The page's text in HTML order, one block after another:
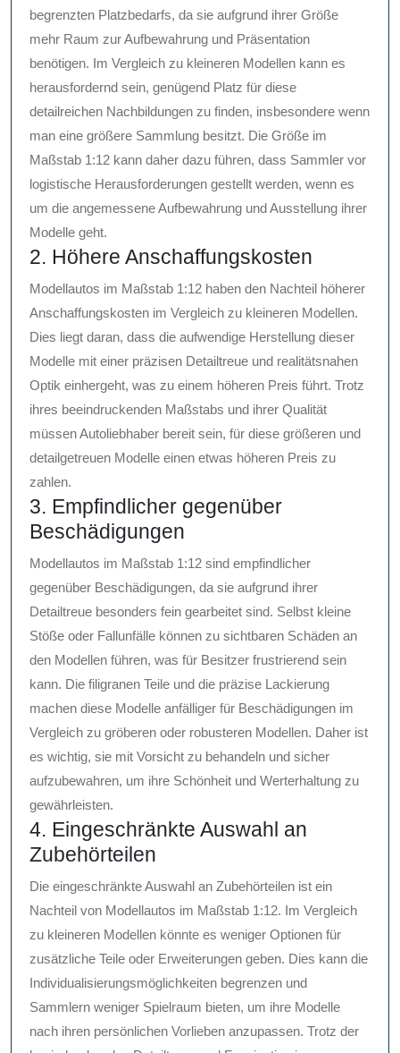
begrenzten Platzbedarfs, da sie aufgrund ihrer Größe
mehr Raum zur Aufbewahrung und Präsentation
benötigen. Im Vergleich zu kleineren Modellen kann es
herausfordernd sein, genügend Platz für diese
detailreichen Nachbildungen zu finden, insbesondere wenn
man eine größere Sammlung besitzt. Die Größe im
Maßstab 1:12 kann daher dazu führen, dass Sammler vor
logistische Herausforderungen gestellt werden, wenn es
um die angemessene Aufbewahrung und Ausstellung ihrer
Modelle geht.
2. Höhere Anschaffungskosten
Modellautos im Maßstab 1:12 haben den Nachteil höherer
Anschaffungskosten im Vergleich zu kleineren Modellen.
Dies liegt daran, dass die aufwendige Herstellung dieser
Modelle mit einer präzisen Detailtreue und realitätsnahen
Optik einhergeht, was zu einem höheren Preis führt. Trotz
ihres beeindruckenden Maßstabs und ihrer Qualität
müssen Autoliebhaber bereit sein, für diese größeren und
detailgetreuen Modelle einen etwas höheren Preis zu
zahlen.
3. Empfindlicher gegenüber
Beschädigungen
Modellautos im Maßstab 1:12 sind empfindlicher
gegenüber Beschädigungen, da sie aufgrund ihrer
Detailtreue besonders fein gearbeitet sind. Selbst kleine
Stöße oder Fallunfälle können zu sichtbaren Schäden an
den Modellen führen, was für Besitzer frustrierend sein
kann. Die filigranen Teile und die präzise Lackierung
machen diese Modelle anfälliger für Beschädigungen im
Vergleich zu gröberen oder robusteren Modellen. Daher ist
es wichtig, sie mit Vorsicht zu behandeln und sicher
aufzubewahren, um ihre Schönheit und Werterhaltung zu
gewährleisten.
4. Eingeschränkte Auswahl an
Zubehörteilen
Die eingeschränkte Auswahl an Zubehörteilen ist ein
Nachteil von Modellautos im Maßstab 1:12. Im Vergleich
zu kleineren Modellen könnte es weniger Optionen für
zusätzliche Teile oder Erweiterungen geben. Dies kann die
Individualisierungsmöglichkeiten begrenzen und
Sammlern weniger Spielraum bieten, um ihre Modelle
nach ihren persönlichen Vorlieben anzupassen. Trotz der